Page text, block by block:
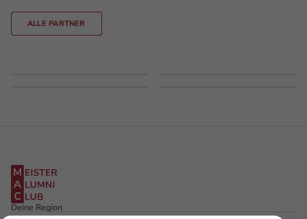
ALLE PARTNER
Deine Region